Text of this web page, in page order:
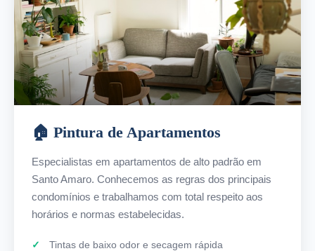
🏠 Pintura de Apartamentos
Especialistas em apartamentos de alto padrão em
Santo Amaro. Conhecemos as regras dos principais
condomínios e trabalhamos com total respeito aos
horários e normas estabelecidas.
Tintas de baixo odor e secagem rápida